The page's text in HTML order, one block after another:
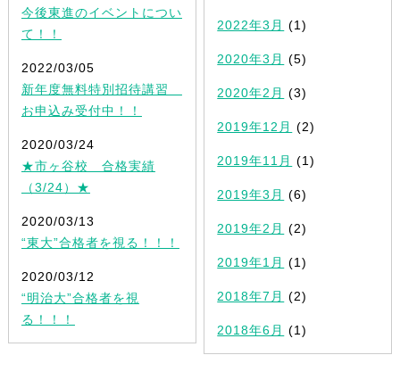
今後東進のイベントについ
て！！
2022/03/05
新年度無料特別招待講習
お申込み受付中！！
2020/03/24
★市ヶ谷校 合格実績
（3/24）★
2020/03/13
“東大”合格者を視る！！！
2020/03/12
“明治大”合格者を視
る！！！
2022年3月 (1)
2020年3月 (5)
2020年2月 (3)
2019年12月 (2)
2019年11月 (1)
2019年3月 (6)
2019年2月 (2)
2019年1月 (1)
2018年7月 (2)
2018年6月 (1)